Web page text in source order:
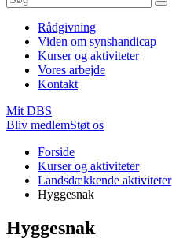
Rådgivning
Viden om synshandicap
Kurser og aktiviteter
Vores arbejde
Kontakt
Mit DBS
Bliv medlemStøt os
Forside
Kurser og aktiviteter
Landsdækkende aktiviteter
Hyggesnak
Hyggesnak